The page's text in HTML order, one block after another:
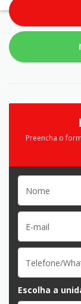
Preencha o
Escolha a